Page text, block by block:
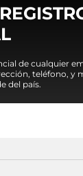
de cualquier
teléfono, y
del país.